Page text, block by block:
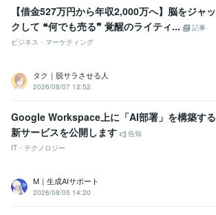
【借金527万円から年収2,000万へ】脳をジャッ
クして ❝何でも売る❞ 覚醒のライティ...
記事
ビジネス・マーケティング
タク｜脱サラさせる人
2026/08/07 12:52
Google Workspace上に「AI部署」を構築する
新サービスを公開します
告知
IT・テクノロジー
M｜生成AIサポート
2026/08/05 14:20